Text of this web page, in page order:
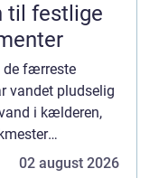
til festlige
de færreste
vandet pludselig
i kælderen,
02 august 2026